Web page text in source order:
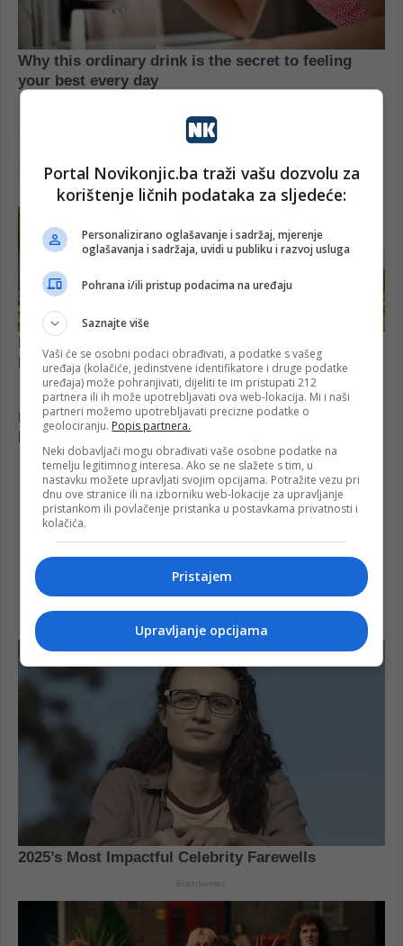
Portal Novikonjic.ba traži vašu dozvolu za
korištenje ličnih podataka za sljedeće:
Personalizirano oglašavanje i sadržaj, mjerenje
oglašavanja i sadržaja, uvidi u publiku i razvoj usluga
Pohrana i/ili pristup podacima na uređaju
Saznajte više
Vaši će se osobni podaci obrađivati, a podatke s vašeg
uređaja (kolačiće, jedinstvene identifikatore i druge podatke
uređaja) može pohranjivati, dijeliti te im pristupati 212
partnera ili ih može upotrebljavati ova web-lokacija. Mi i naši
partneri možemo upotrebljavati precizne podatke o
geolociranju. Popis partnera.
Neki dobavljači mogu obrađivati vaše osobne podatke na
temelju legitimnog interesa. Ako se ne slažete s tim, u
nastavku možete upravljati svojim opcijama. Potražite vezu pri
dnu ove stranice ili na izborniku web-lokacije za upravljanje
pristankom ili povlačenje pristanka u postavkama privatnosti i
kolačića.
Pristajem
Upravljanje opcijama